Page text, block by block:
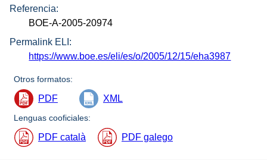
Referencia:
BOE-A-2005-20974
Permalink ELI:
https://www.boe.es/eli/es/o/2005/12/15/eha3987
Otros formatos:
PDF XML
Lenguas cooficiales:
PDF català PDF galego